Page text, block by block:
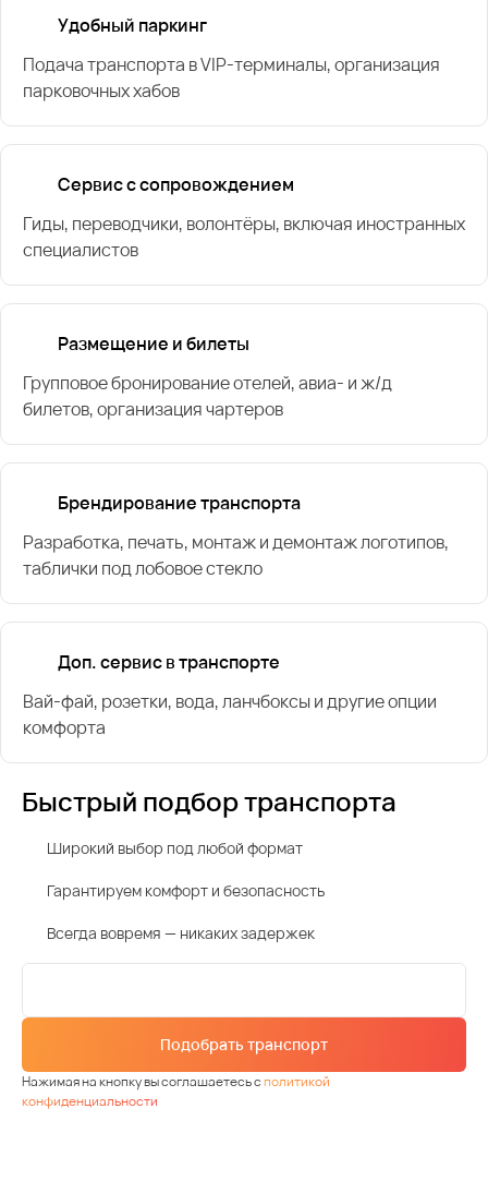
Удобный паркинг
Подача транспорта в VIP-терминалы, организация
парковочных хабов
Сервис с сопровождением
Гиды, переводчики, волонтёры, включая иностранных
специалистов
Размещение и билеты
Групповое бронирование отелей, авиа- и ж/д
билетов, организация чартеров
Брендирование транспорта
Разработка, печать, монтаж и демонтаж логотипов,
таблички под лобовое стекло
Доп. сервис в транспорте
Вай-фай, розетки, вода, ланчбоксы и другие опции
комфорта
Быстрый подбор транспорта
Широкий выбор под любой формат
Гарантируем комфорт и безопасность
Всегда вовремя — никаких задержек
Подобрать транспорт
Нажимая на кнопку вы соглашаетесь сполитикой
конфиденциальности